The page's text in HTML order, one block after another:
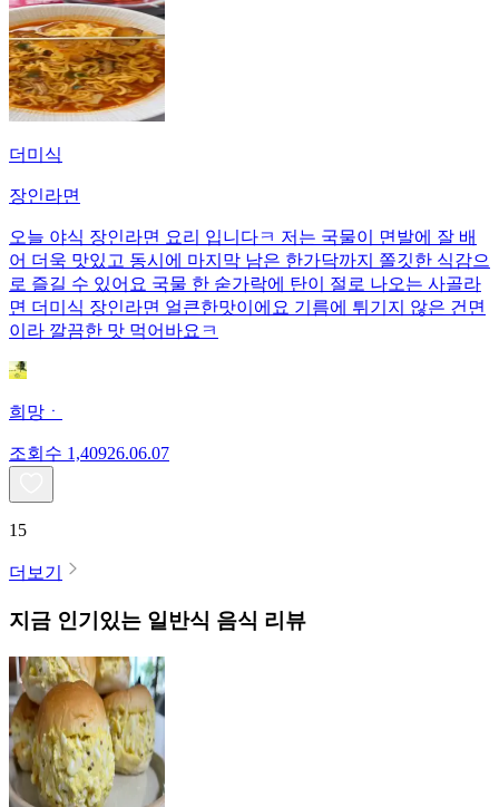
더미식
장인라면
오늘 야식 장인라면 요리 입니다ㅋ 저는 국물이 면발에 잘 배
어 더욱 맛있고 동시에 마지막 남은 한가닥까지 쫄깃한 식감으
로 즐길 수 있어요 국물 한 숟가락에 탄이 절로 나오는 사골라
면 더미식 장인라면 얼큰한맛이에요 기름에 튀기지 않은 건면
이라 깔끔한 맛 먹어바요ㅋ
희망ㆍ
조회수 1,40926.06.07
15
더보기
지금 인기있는 일반식 음식 리뷰